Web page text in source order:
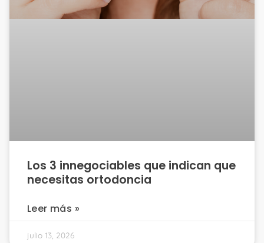
Los 3 innegociables que indican que
necesitas ortodoncia
Leer más »
julio 13, 2026